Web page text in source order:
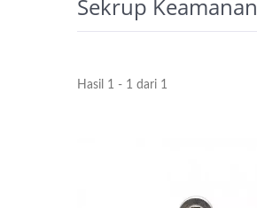
Sekrup Keamanan
Hasil 1 - 1 dari 1